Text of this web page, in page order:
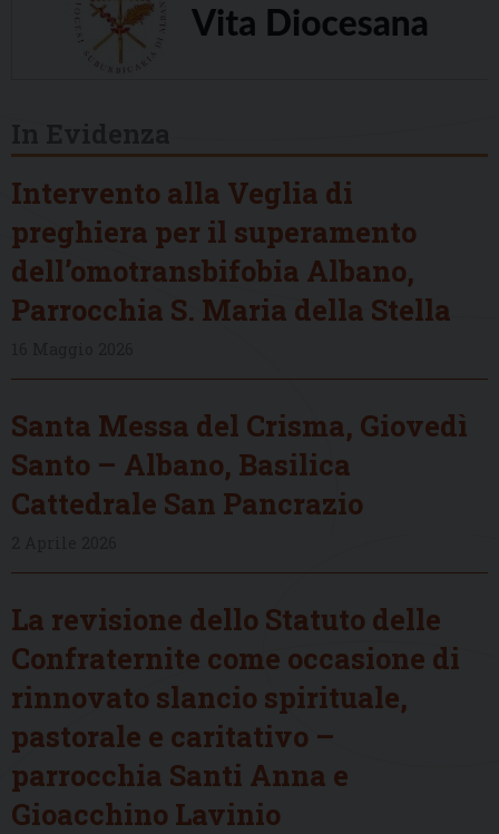
Intervento alla Veglia di
preghiera per il superamento
dell’omotransbifobia Albano,
Parrocchia S. Maria della Stella
Santa Messa del Crisma, Giovedì
Santo – Albano, Basilica
Cattedrale San Pancrazio
La revisione dello Statuto delle
Confraternite come occasione di
rinnovato slancio spirituale,
pastorale e caritativo –
parrocchia Santi Anna e
Gioacchino Lavinio